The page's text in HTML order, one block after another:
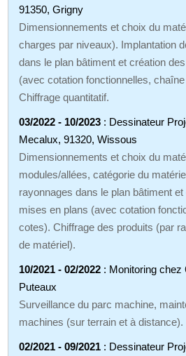
91350, Grigny
Dimensionnements et choix du
charges par niveaux). Implantation
dans le plan bâtiment et création
(avec cotation fonctionnelles,
Chiffrage quantitatif.
03/2022 - 10/2023 : Dessinateur
Mecalux, 91320, Wissous
Dimensionnements et choix du
modules/allées, catégorie du
rayonnages dans le plan bâtiment
mises en plans (avec cotation
cotes). Chiffrage des produits (par
de matériel).
10/2021 - 02/2022 : Monitoring chez
Puteaux
Surveillance du parc machine,
machines (sur terrain et à distance).
02/2021 - 09/2021 : Dessinateur